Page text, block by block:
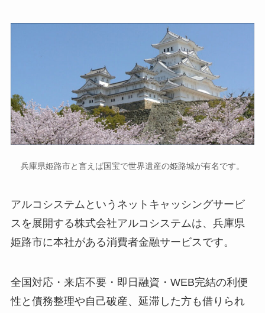
兵庫県姫路市と言えば国宝で世界遺産の姫路城が有名です。
アルコシステムというネットキャッシングサービ
スを展開する株式会社アルコシステムは、兵庫県
姫路市に本社がある消費者金融サービスです。
全国対応・来店不要・即日融資・WEB完結の利便
性と 債務整理や自己破産、延滞した方も借りられ